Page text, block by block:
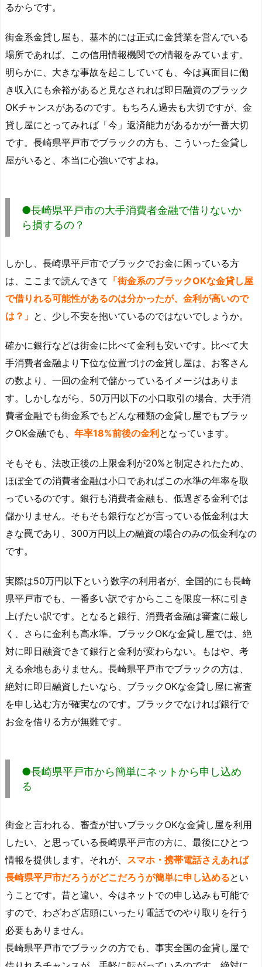
るからです。
街金系金貸し屋も、基本的には正式に金貸業を営んでいる
場所であれば、この信用情報機関での情報をみています。
明らかに、大きな事故を起こしていても、今は真面目に働
き収入にも余裕があると見なされれば即日融資のブラック
OKチャンスがあるのです。もちろん過去も大切ですが、金
貸し屋にとってみれば「今」返済能力があるかが一番大切
です。長崎県平戸市でブラックの方も、こういった金貸し
屋がいると、本当に心強いですよね。
●長崎県平戸市の大手消費者金融で借りないか
ら損するの？
しかし、長崎県平戸市でブラックでお金に困っている方
は、ここまで読んできて 「街金系のブラックOKな金貸し屋
で借りれる可能性があるのは分かったが、金利が高いので
は？」 と、少し不安を抱いているのではないでしょうか。
確かに銀行などは街金に比べて金利も安いです。比べて大
手消費者金融より下位な位置づけの金貸し屋は、お客さん
の数より、一回の金利で儲かっているイメージはありま
す。しかしながら、50万円以下の小口取引の場合、大手消
費者金融でも街金系でもどんな種類の金貸し屋でもブラッ
クOK金融でも、 年率18%前後の金利 となっています。
そもそも、法改正後の上限金利が20%と制定されたため、
ほぼ全ての消費者金融は小口であればこの水準の年率を取
っているのです。銀行も消費者金融も、低過ぎる金利では
儲かりません。そもそも銀行などが言っている低金利は大
きな罠であり、300万円以上の融資の場合のみの低金利なの
です。
実際は50万円以下という数字の利用者が、全国的にも長崎
県平戸市でも、一番多い訳ですからここを限度一杯に引き
上げたい訳です。となると銀行、消費者金融は審査に厳し
く、さらに金利も高水準。ブラックOKな金貸し屋では、絶
対に即日融資できて銀行と金利が変わらない。もはや、考
える余地もありません。長崎県平戸市でブラックの方は、
絶対に即日融資したいなら、ブラックOKな金貸し屋に審査
を申し込む方が確実なのです。ブラックでなければ銀行で
お金を借りる方が無難です。
●長崎県平戸市から簡単にネットから申し込め
る
街金と言われる、審査が甘いブラックOKな金貸し屋を利用
したい、と思っている長崎県平戸市の方に、最後にひとつ
情報を提供します。それが、 スマホ・携帯電話さえあれば
長崎県平戸市だろうがどこだろうが簡単に申し込めるとい
うことです。昔と違い、今はネットでの申し込みも可能で
すので、わざわざ店頭にいったり電話でのやり取りを行う
必要もありません。
長崎県平戸市でブラックの方でも、事実全国の金貸し屋で